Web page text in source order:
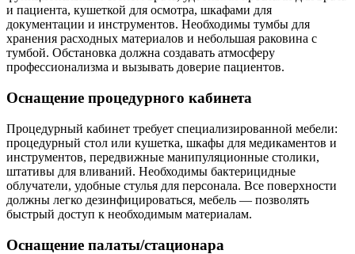
и пациента, кушеткой для осмотра, шкафами для
документации и инструментов. Необходимы тумбы для
хранения расходных материалов и небольшая раковина с
тумбой. Обстановка должна создавать атмосферу
профессионализма и вызывать доверие пациентов.
Оснащение процедурного кабинета
Процедурный кабинет требует специализированной мебели:
процедурный стол или кушетка, шкафы для медикаментов и
инструментов, передвижные манипуляционные столики,
штативы для вливаний. Необходимы бактерицидные
облучатели, удобные стулья для персонала. Все поверхности
должны легко дезинфицироваться, мебель — позволять
быстрый доступ к необходимым материалам.
Оснащение палаты/стационара